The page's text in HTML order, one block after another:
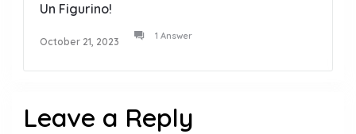
Un Figurino!
October 21, 2023 1 Answer
Leave a Reply